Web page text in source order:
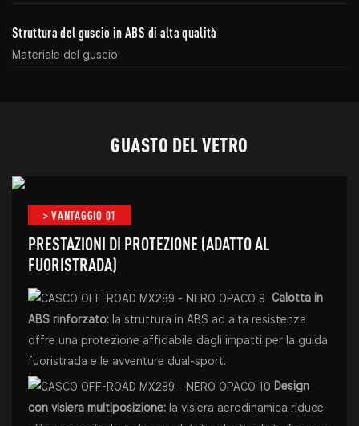
Struttura del guscio in ABS di alta qualità
Materiale del guscio
GUASTO DEL VETRO
> VANTAGGIO 01
PRESTAZIONI DI PROTEZIONE (ADATTO AL
FUORISTRADA)
Calotta in
ABS rinforzato: la struttura in ABS ad alta resistenza
offre una protezione affidabile dagli impatti per la guida
fuoristrada e le avventure dual-sport.
Design
con visiera multiposizione: la visiera aerodinamica riduce